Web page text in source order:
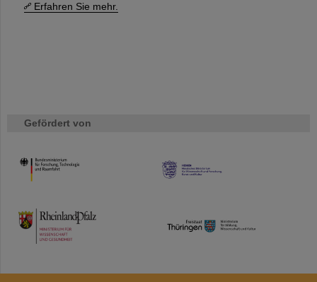
Erfahren Sie mehr.
Gefördert von
HMWK
TMWWDG